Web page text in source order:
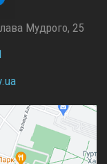
Мудрого, 25
ua